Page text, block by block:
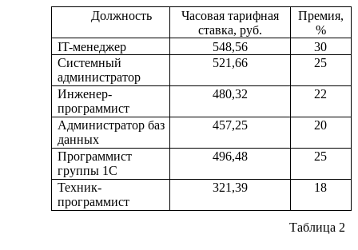
Должность
Часовая тарифная
ставка, руб.
Премия,
%
IT-менеджер
548,56
30
Системный
администратор
521,66 25
Инженер-
программист
480,32 22
Администратор баз
данных
457,25 20
Программист
группы 1С
496,48 25
Техник-
программист
321,39 18
Таблица 2